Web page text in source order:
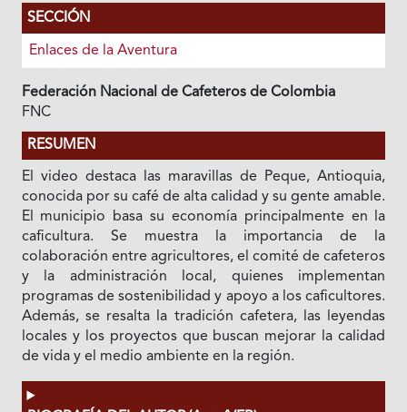
SECCIÓN
Enlaces de la Aventura
Federación Nacional de Cafeteros de Colombia
FNC
RESUMEN
El video destaca las maravillas de Peque, Antioquia,
conocida por su café de alta calidad y su gente amable.
El municipio basa su economía principalmente en la
caficultura. Se muestra la importancia de la
colaboración entre agricultores, el comité de cafeteros
y la administración local, quienes implementan
programas de sostenibilidad y apoyo a los caficultores.
Además, se resalta la tradición cafetera, las leyendas
locales y los proyectos que buscan mejorar la calidad
de vida y el medio ambiente en la región.